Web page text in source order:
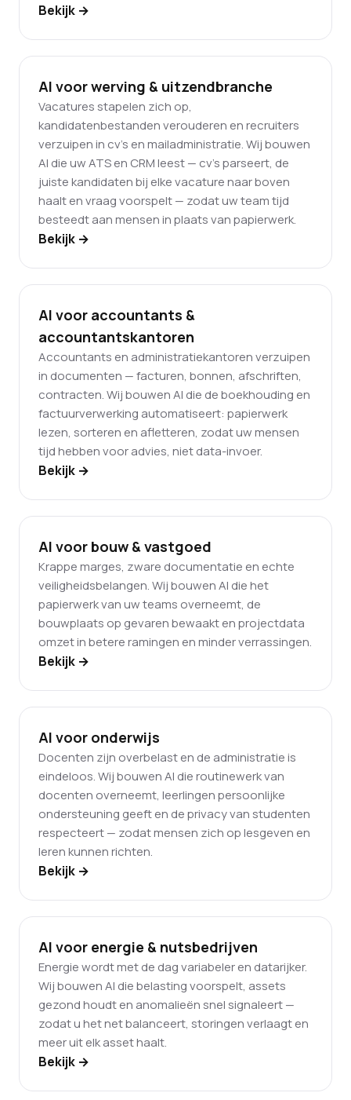
Bekijk →
AI voor werving & uitzendbranche
Vacatures stapelen zich op,
kandidatenbestanden verouderen en recruiters
verzuipen in cv's en mailadministratie. Wij bouwen
AI die uw ATS en CRM leest — cv's parseert, de
juiste kandidaten bij elke vacature naar boven
haalt en vraag voorspelt — zodat uw team tijd
besteedt aan mensen in plaats van papierwerk.
Bekijk →
AI voor accountants &
accountantskantoren
Accountants en administratiekantoren verzuipen
in documenten — facturen, bonnen, afschriften,
contracten. Wij bouwen AI die de boekhouding en
factuurverwerking automatiseert: papierwerk
lezen, sorteren en afletteren, zodat uw mensen
tijd hebben voor advies, niet data-invoer.
Bekijk →
AI voor bouw & vastgoed
Krappe marges, zware documentatie en echte
veiligheidsbelangen. Wij bouwen AI die het
papierwerk van uw teams overneemt, de
bouwplaats op gevaren bewaakt en projectdata
omzet in betere ramingen en minder verrassingen.
Bekijk →
AI voor onderwijs
Docenten zijn overbelast en de administratie is
eindeloos. Wij bouwen AI die routinewerk van
docenten overneemt, leerlingen persoonlijke
ondersteuning geeft en de privacy van studenten
respecteert — zodat mensen zich op lesgeven en
leren kunnen richten.
Bekijk →
AI voor energie & nutsbedrijven
Energie wordt met de dag variabeler en datarijker.
Wij bouwen AI die belasting voorspelt, assets
gezond houdt en anomalieën snel signaleert —
zodat u het net balanceert, storingen verlaagt en
meer uit elk asset haalt.
Bekijk →